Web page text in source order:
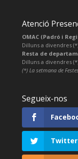
Atenció
OMAC (Padró i
Dilluns a divendres
Resta de
Dilluns a divendres
(*) La setmana de
Segueix-nos
Twitter